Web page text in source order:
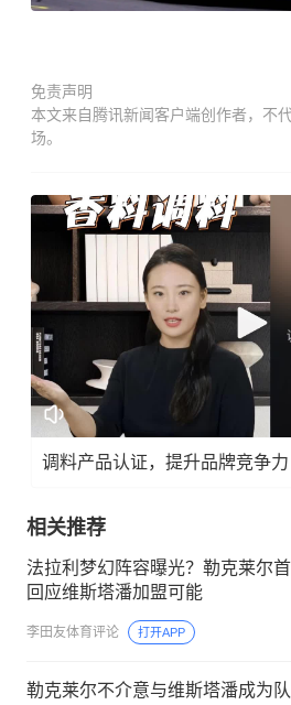
免责声明
本文来自腾讯新闻客户端创作者，不
场。
调料产品认证，提升品牌竞争力
相关推荐
法拉利梦幻阵容曝光？勒克莱尔
回应维斯塔潘加盟可能
李田友体育评论 打开APP
勒克莱尔不介意与维斯塔潘成为